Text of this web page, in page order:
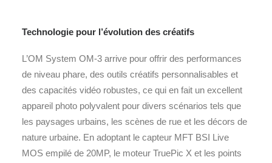
Technologie pour l’évolution des créatifs
L’OM System OM-3 arrive pour offrir des performances
de niveau phare, des outils créatifs personnalisables et
des capacités vidéo robustes, ce qui en fait un excellent
appareil photo polyvalent pour divers scénarios tels que
les paysages urbains, les scènes de rue et les décors de
nature urbaine. En adoptant le capteur MFT BSI Live
MOS empilé de 20MP, le moteur TruePic X et les points